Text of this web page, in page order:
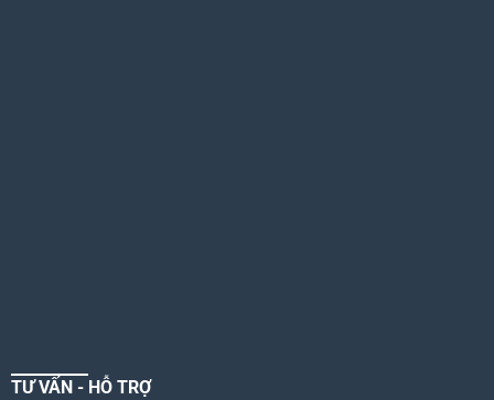
TƯ VẤN - HỖ TRỢ